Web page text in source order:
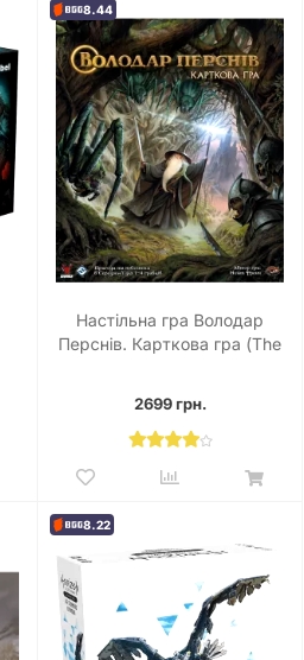
8.44
Настільна гра Володар
Перснів. Карткова гра (The
2699 грн.
8.22